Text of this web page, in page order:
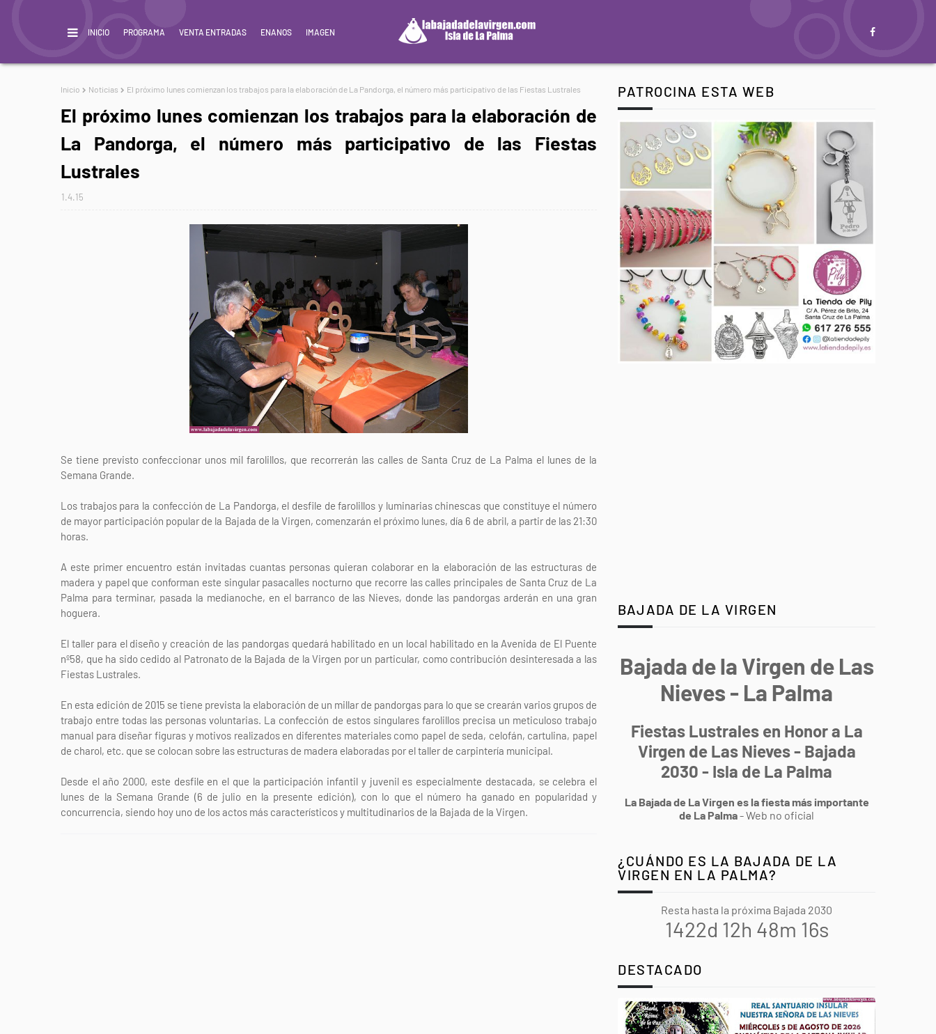
INICIO PROGRAMA VENTA ENTRADAS ENANOS IMAGEN
Inicio Noticias El próximo lunes comienzan los trabajos para la elaboración de La Pandorga, el número más participativo de las Fiestas Lustrales
El próximo lunes comienzan los trabajos para la elaboración de
La Pandorga, el número más participativo de las Fiestas
Lustrales
1.4.15
Se tiene previsto confeccionar unos mil farolillos, que recorrerán las calles de Santa Cruz de La Palma el lunes de la
Semana Grande.
Los trabajos para la confección de La Pandorga, el desfile de farolillos y luminarias chinescas que constituye el número
de mayor participación popular de la Bajada de la Virgen, comenzarán el próximo lunes, día 6 de abril, a partir de las 21:30
horas.
A este primer encuentro están invitadas cuantas personas quieran colaborar en la elaboración de las estructuras de
madera y papel que conforman este singular pasacalles nocturno que recorre las calles principales de Santa Cruz de La
Palma para terminar, pasada la medianoche, en el barranco de las Nieves, donde las pandorgas arderán en una gran
hoguera.
El taller para el diseño y creación de las pandorgas quedará habilitado en un local habilitado en la Avenida de El Puente
nº58, que ha sido cedido al Patronato de la Bajada de la Virgen por un particular, como contribución desinteresada a las
Fiestas Lustrales.
En esta edición de 2015 se tiene prevista la elaboración de un millar de pandorgas para lo que se crearán varios grupos de
trabajo entre todas las personas voluntarias. La confección de estos singulares farolillos precisa un meticuloso trabajo
manual para diseñar figuras y motivos realizados en diferentes materiales como papel de seda, celofán, cartulina, papel
de charol, etc. que se colocan sobre las estructuras de madera elaboradas por el taller de carpintería municipal.
Desde el año 2000, este desfile en el que la participación infantil y juvenil es especialmente destacada, se celebra el
lunes de la Semana Grande (6 de julio en la presente edición), con lo que el número ha ganado en popularidad y
concurrencia, siendo hoy uno de los actos más característicos y multitudinarios de la Bajada de la Virgen.
PATROCINA ESTA WEB
BAJADA DE LA VIRGEN
Bajada de la Virgen de Las
Nieves - La Palma
Fiestas Lustrales en Honor a La
Virgen de Las Nieves - Bajada
2030 - Isla de La Palma
La Bajada de La Virgen es la fiesta más importante
de La Palma- Web no oficial
¿CUÁNDO ES LA BAJADA DE LA
VIRGEN EN LA PALMA?
Resta hasta la próxima Bajada 2030
1422d 12h 48m 15s
DESTACADO